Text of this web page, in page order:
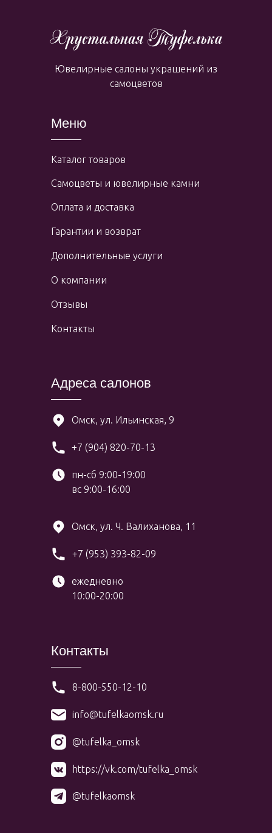
Меню
Каталог товаров
Самоцветы и ювелирные камни
Оплата и доставка
Адреса салонов
+7 (904) 820-70-13
пн-сб 9:00-19:00
вс 9:00-16:00
Омск, ул. Ильинская, 9
Ювелирные салоны украшений из
самоцветов
+7 (953) 393-82-09
ежедневно
10:00-20:00
Омск, ул. Ч. Валиханова, 11
Контакты
@tufelka_omsk
https://vk.com/tufelka_omsk
Гарантии и возврат
Дополнительные услуги
О компании
Отзывы
Контакты
@tufelkaomsk
8-800-550-12-10
info@tufelkaomsk.ru